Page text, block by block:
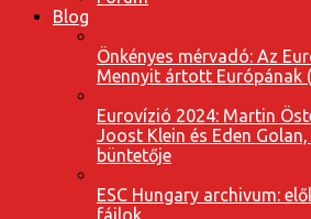
Blog
Önkényes mérvadó: Az
Mennyit ártott Európának
Eurovízió 2024: Martin
Joost Klein és Eden
büntetője
ESC Hungary archivum:
fájlok